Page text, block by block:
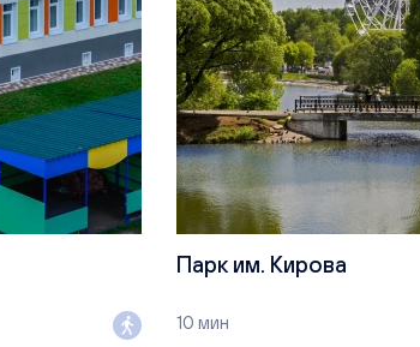
Парк им. Кирова
10 мин